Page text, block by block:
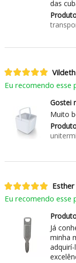
das
Eu recomendo esse
Gostei
Muito
unitermi
Esther
Eu recomendo esse
Já
minha